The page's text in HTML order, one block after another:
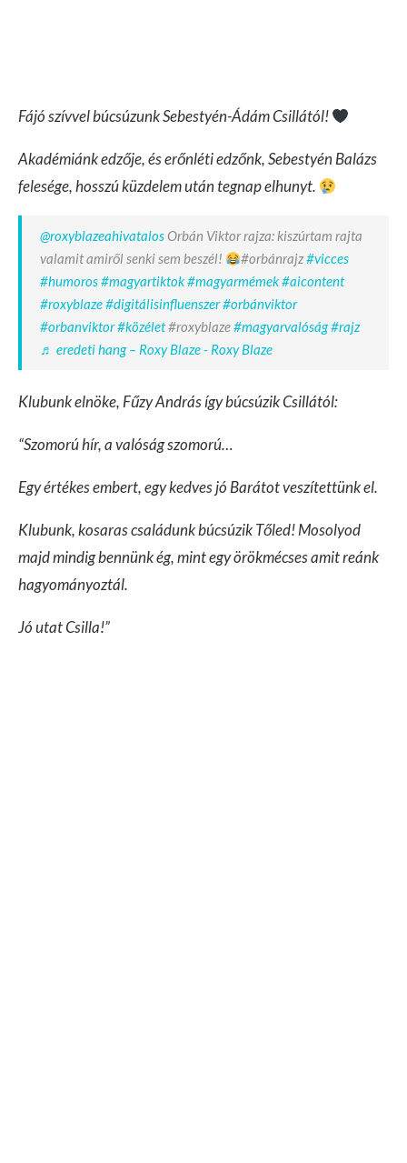
Fájó szívvel búcsúzunk Sebestyén-Ádám Csillától!
Akadémiánk edzője, és erőnléti edzőnk, Sebestyén Balázs
felesége, hosszú küzdelem után tegnap elhunyt.
@roxyblazeahivatalosOrbán Viktor rajza: kiszúrtam rajta
valamit amiről senki sem beszél!
#orbánrajz#vicces
#humoros#magyartiktok#magyarmémek#aicontent
#roxyblaze#digitálisinfluenszer#orbánviktor
#orbanviktor#közélet#roxyblaze#magyarvalóság#rajz
♬ eredeti hang – Roxy Blaze - Roxy Blaze
Klubunk elnöke, Fűzy András így búcsúzik Csillától:
“Szomorú hír, a valóság szomorú…
Egy értékes embert, egy kedves jó Barátot veszítettünk el.
Klubunk, kosaras családunk búcsúzik Tőled! Mosolyod
majd mindig bennünk ég, mint egy örökmécses amit reánk
hagyományoztál.
Jó utat Csilla!”